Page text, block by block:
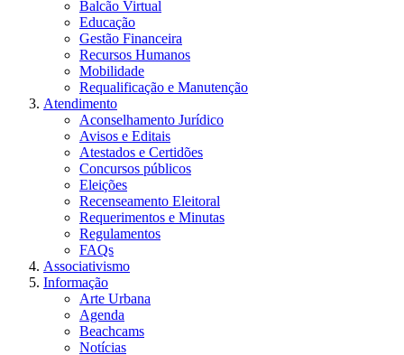
Balcão Virtual
Educação
Gestão Financeira
Recursos Humanos
Mobilidade
Requalificação e Manutenção
Atendimento
Aconselhamento Jurídico
Avisos e Editais
Atestados e Certidões
Concursos públicos
Eleições
Recenseamento Eleitoral
Requerimentos e Minutas
Regulamentos
FAQs
Associativismo
Informação
Arte Urbana
Agenda
Beachcams
Notícias